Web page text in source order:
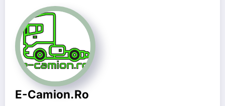
E-Camion.ro